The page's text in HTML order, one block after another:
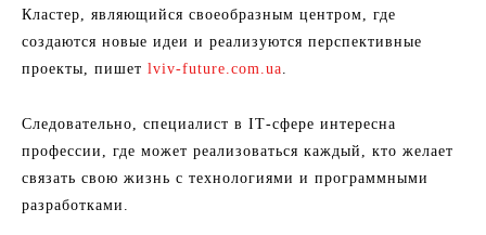
Кластер, являющийся своеобразным центром, где
создаются новые идеи и реализуются перспективные
проекты, пишет lviv-future.com.ua.
Следовательно, специалист в ІТ-сфере интересна
профессии, где может реализоваться каждый, кто желает
связать свою жизнь с технологиями и программными
разработками.